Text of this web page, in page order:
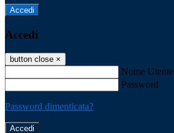
Accedi
Accedi
button close ×
Nome Utente
Password
Password dimenticata?